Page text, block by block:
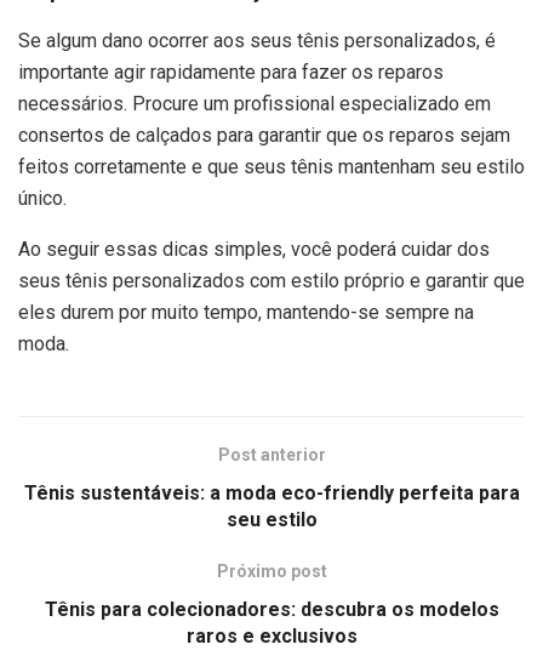
Se algum dano ocorrer aos seus tênis personalizados, é
importante agir rapidamente para fazer os reparos
necessários. Procure um profissional especializado em
consertos de calçados para garantir que os reparos sejam
feitos corretamente e que seus tênis mantenham seu estilo
único.
Ao seguir essas dicas simples, você poderá cuidar dos
seus tênis personalizados com estilo próprio e garantir que
eles durem por muito tempo, mantendo-se sempre na
moda.
Post anterior
Tênis sustentáveis: a moda eco-friendly perfeita para
seu estilo
Próximo post
Tênis para colecionadores: descubra os modelos
raros e exclusivos